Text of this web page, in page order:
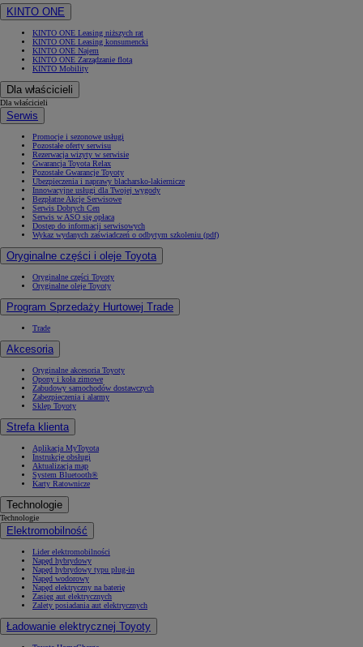
KINTO ONE
KINTO ONE Leasing niższych rat
KINTO ONE Leasing konsumencki
KINTO ONE Najem
KINTO ONE Zarządzanie flotą
KINTO Mobility
Dla właścicieli
Dla właścicieli
Serwis
Promocje i sezonowe usługi
Pozostałe oferty serwisu
Rezerwacja wizyty w serwisie
Gwarancja Toyota Relax
Pozostałe Gwarancje Toyoty
Ubezpieczenia i naprawy blacharsko-lakiernicze
Innowacyjne usługi dla Twojej wygody
Bezpłatne Akcje Serwisowe
Serwis Dobrych Cen
Serwis w ASO się opłaca
Dostęp do informacji serwisowych
Wykaz wydanych zaświadczeń o odbytym szkoleniu (pdf)
Oryginalne części i oleje Toyota
Oryginalne części Toyoty
Oryginalne oleje Toyoty
Program Sprzedaży Hurtowej Trade
Trade
Akcesoria
Oryginalne akcesoria Toyoty
Opony i koła zimowe
Zabudowy samochodów dostawczych
Zabezpieczenia i alarmy
Sklep Toyoty
Strefa klienta
Aplikacja MyToyota
Instrukcje obsługi
Aktualizacja map
System Bluetooth®
Karty Ratownicze
Technologie
Technologie
Elektromobilność
Lider elektromobilności
Napęd hybrydowy
Napęd hybrydowy typu plug-in
Napęd wodorowy
Napęd elektryczny na baterię
Zasięg aut elektrycznych
Zalety posiadania aut elektrycznych
Ładowanie elektrycznej Toyoty